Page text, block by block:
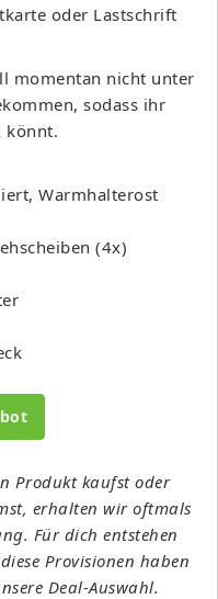
oder Lastschrift
momentan nicht unter
sodass ihr
könnt.
Warmhalterost
(4x)
Produkt kaufst oder
erhalten wir oftmals
Für dich entstehen
Provisionen haben
Deal-Auswahl.